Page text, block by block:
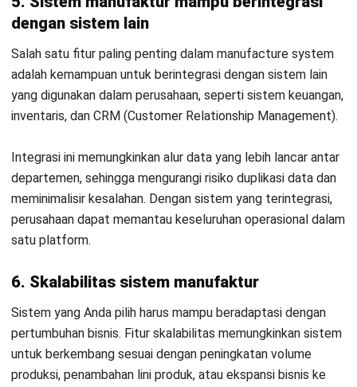
MANUFACTURING
Mesin Pabrik Sering Bermasalah?
Kenali Gejala Downtime Mesin Lebih
Kinan Eliana - 20/04/2026
Jalankan Bisnis Lebih Mudah
Bersama HashMicro
Mulai demo gratis hari ini tanpa komitmen. Dapatkan solusi terbaik
untuk bisnis yang lebih efisien.